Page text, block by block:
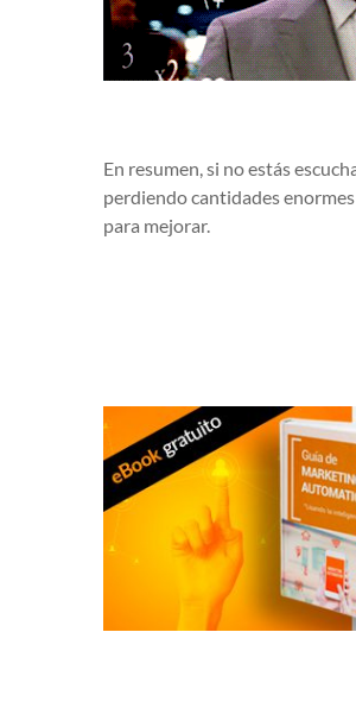
En resumen, si no estás
perdiendo cantidades
para mejorar.